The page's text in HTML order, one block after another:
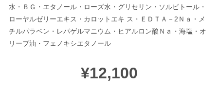
水・ＢＧ・エタノール・ローズ水・グリセリン・ソルビトール・
ローヤルゼリーエキス・カロットエキ ス・ＥＤＴＡ－2Ｎａ・メ
チルパラベン・レパゲルマニウム・ヒアルロン酸Ｎａ・海塩・オ
リーブ油・フェノキシエタノール
¥12,100